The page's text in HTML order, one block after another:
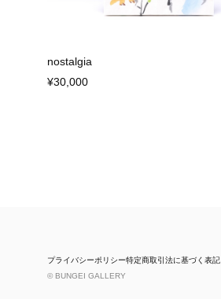
nostalgia
¥30,000
プライバシーポリシー特定商取引法に基づく表記
© BUNGEI GALLERY